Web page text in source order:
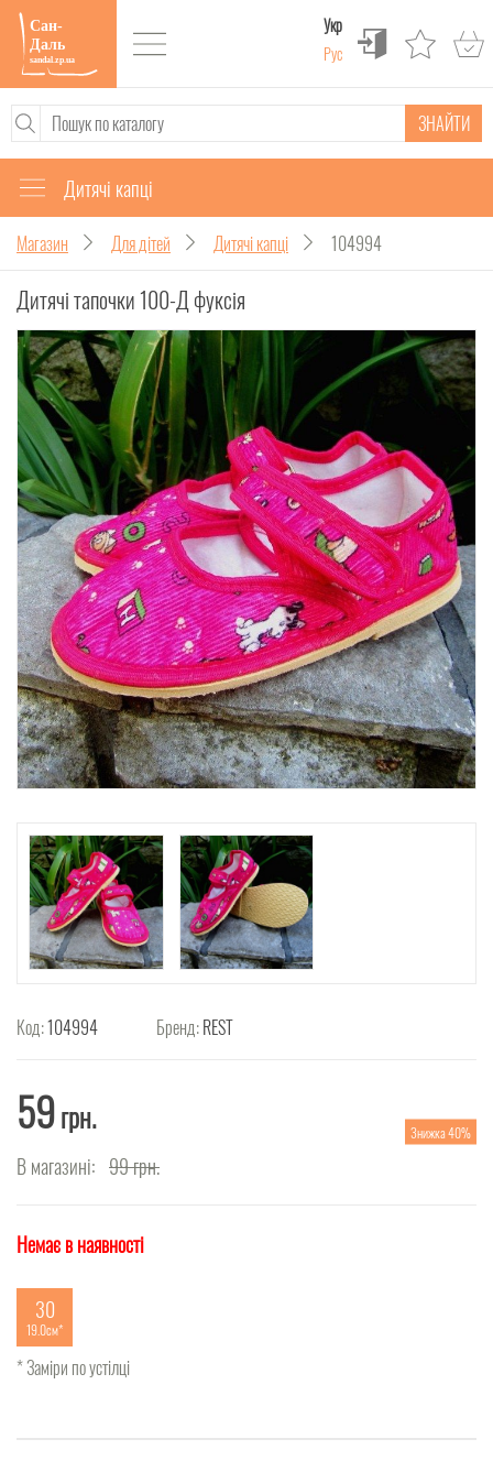
Укр
Рус
ЗНАЙТИ
Дитячі капці
Магазин Для дітей Дитячі капці 104994
Дитячі тапочки 100-Д фуксія
Код:104994 Бренд:REST
59грн.
В магазині: 99грн.
Знижка 40%
Немає в наявності
30
19.0см
* Заміри по устілці